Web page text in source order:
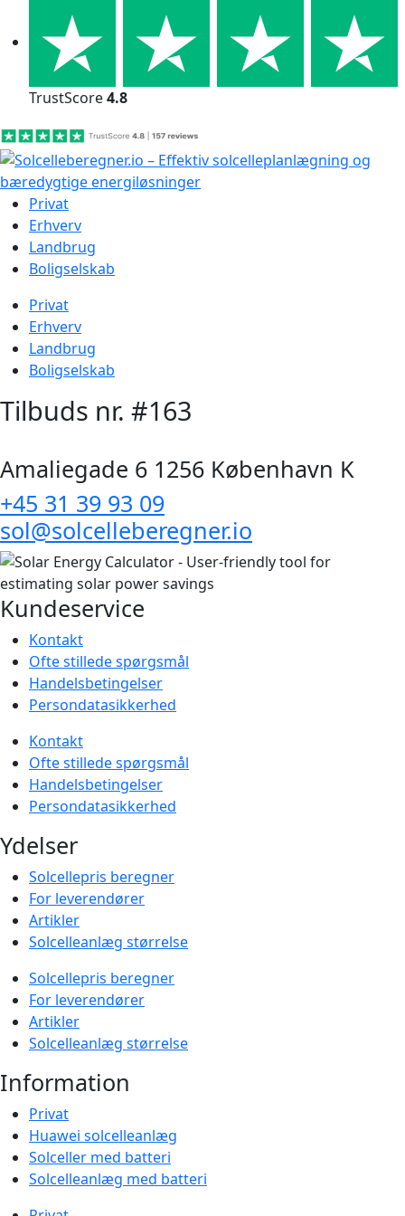
TrustScore4.8
Privat
Erhverv
Landbrug
Boligselskab
Privat
Erhverv
Landbrug
Boligselskab
Tilbuds nr. #163
Amaliegade 6 1256 København K
+45 31 39 93 09
sol@solcelleberegner.io
Kundeservice
Kontakt
Ofte stillede spørgsmål
Handelsbetingelser
Persondatasikkerhed
Kontakt
Ofte stillede spørgsmål
Handelsbetingelser
Persondatasikkerhed
Ydelser
Solcellepris beregner
For leverendører
Artikler
Solcelleanlæg størrelse
Solcellepris beregner
For leverendører
Artikler
Solcelleanlæg størrelse
Information
Privat
Huawei solcelleanlæg
Solceller med batteri
Solcelleanlæg med batteri